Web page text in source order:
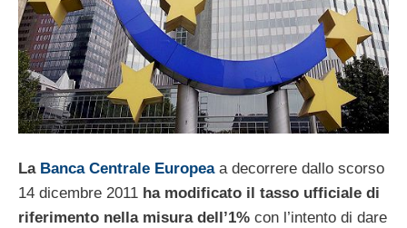
La Banca Centrale Europeaa decorrere dallo scorso
14 dicembre 2011 ha modificato il tasso ufficiale di
riferimento nella misura dell’1% con l’intento di dare